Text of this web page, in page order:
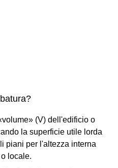
(V) dell'edificio o
la superficie utile lorda
piani per l'altezza interna
locale.